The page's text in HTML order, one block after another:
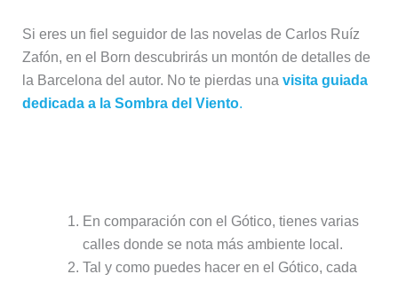
Si eres un fiel seguidor de las novelas de Carlos Ruíz
Zafón, en el Born descubrirás un montón de detalles de
la Barcelona del autor. No te pierdas una visita guiada
dedicada a la Sombra del Viento.
En comparación con el Gótico, tienes varias
calles donde se nota más ambiente local.
Tal y como puedes hacer en el Gótico, cada